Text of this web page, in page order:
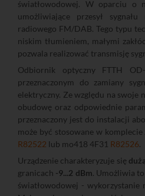
światłowodowej. W oparciu o
umożliwiające przesył
radiowego FM/DAB. Tego typu
niskim tłumieniem, małymi
pozwala realizować transmisję
Odbiornik optyczny FTTH
przeznaczonym do zamiany
elektryczny. Ze względu na swoje
obudowę oraz odpowiednie
przeznaczony jest do instalacji
może być stosowane w
R82522 lub mo418 4F31 R82526.
Urządzenie charakteryzuje się
granicach -9...2 dBm. Umożliwia
światłowodowej - wykorzystanie